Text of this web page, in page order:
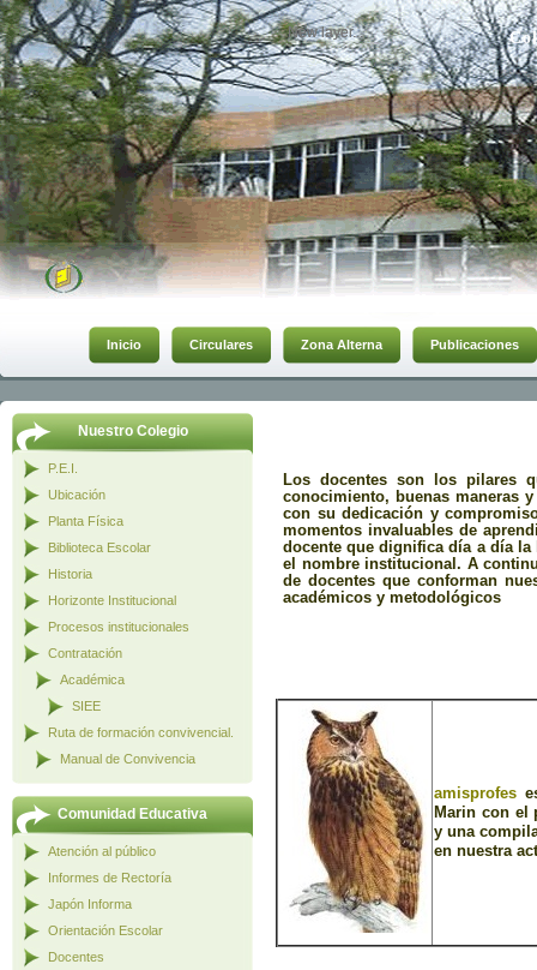
Inicio Circulares Zona Alterna Publicaciones
Nuestro Colegio
P.E.I.
Ubicación
Planta Física
Biblioteca Escolar
Historia
Horizonte Institucional
Procesos institucionales
Contratación
Académica
SIEE
Ruta de formación convivencial.
Manual de Convivencia
Comunidad Educativa
Atención al público
Informes de Rectoría
Japón Informa
Orientación Escolar
Docentes
Los docentes son los pilares
conocimiento, buenas maneras
con su dedicación y
momentos invaluables de
docente que dignifica día a día
el nombre institucional. A
de docentes que conforman
académicos y metodológicos
amisprofes
Marin con el
y una
en nuestra
New layer...
New layer...